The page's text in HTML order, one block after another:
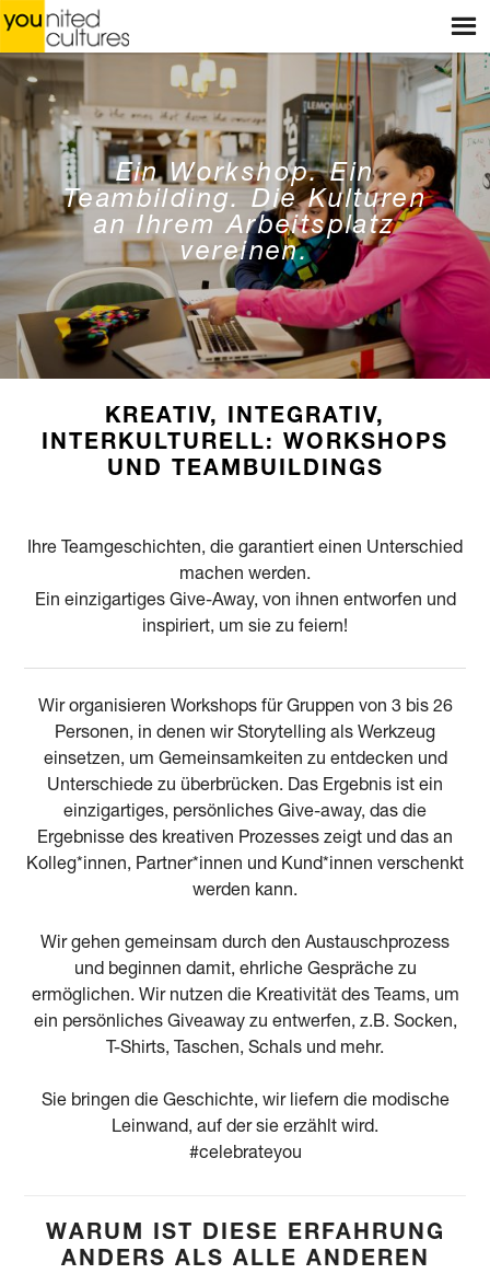
START
WEBSHOP
GESCHÄFTE
WORKSHOPS
GESCHICHTEN
BLOG
ÜBER UNS
Ein Workshop. Ein
Teambilding. Die Kulturen
an Ihrem Arbeitsplatz
vereinen.
KREATIV, INTEGRATIV,
INTERKULTURELL: WORKSHOPS
UND TEAMBUILDINGS
Ihre Teamgeschichten, die garantiert einen Unterschied
machen werden.
Ein einzigartiges Give-Away, von ihnen entworfen und
inspiriert, um sie zu feiern!
Wir organisieren Workshops für Gruppen von 3 bis 26
Personen, in denen wir Storytelling als Werkzeug
einsetzen, um Gemeinsamkeiten zu entdecken und
Unterschiede zu überbrücken. Das Ergebnis ist ein
einzigartiges, persönliches Give-away, das die
Ergebnisse des kreativen Prozesses zeigt und das an
Kolleg*innen, Partner*innen und Kund*innen verschenkt
werden kann.
Wir gehen gemeinsam durch den Austauschprozess
und beginnen damit, ehrliche Gespräche zu
ermöglichen. Wir nutzen die Kreativität des Teams, um
ein persönliches Giveaway zu entwerfen, z.B. Socken,
T-Shirts, Taschen, Schals und mehr.
Sie bringen die Geschichte, wir liefern die modische
Leinwand, auf der sie erzählt wird.
#celebrateyou
WARUM IST DIESE ERFAHRUNG
ANDERS ALS ALLE ANDEREN